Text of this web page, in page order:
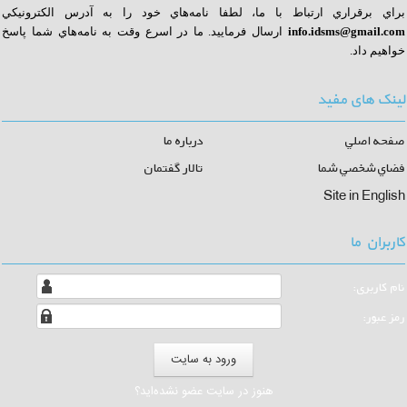
براي برقراري ارتباط با ما، لطفا نامه‌هاي خود را به آدرس الكترونيكي
info.idsms@gmail.com
رسال فرماييد. ما در اسرع وقت به نامه‌هاي شما پاسخ
خواهيم داد.
لینک های مفید
صفحه اصلي
درباره ما
فضاي شخصي شما
تالار گفتمان
Site in English
کاربران ما
نام كاربری:
رمز عبور:
هنوز در سایت عضو نشده‌اید؟